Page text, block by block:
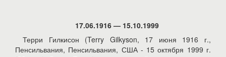
17.06.1916 — 15.10.1999
Терри Гилкисон (Terry Gilkyson, 17 июня 1916 г.,
Пенсильвания, Пенсильвания, США - 15 октября 1999 г.